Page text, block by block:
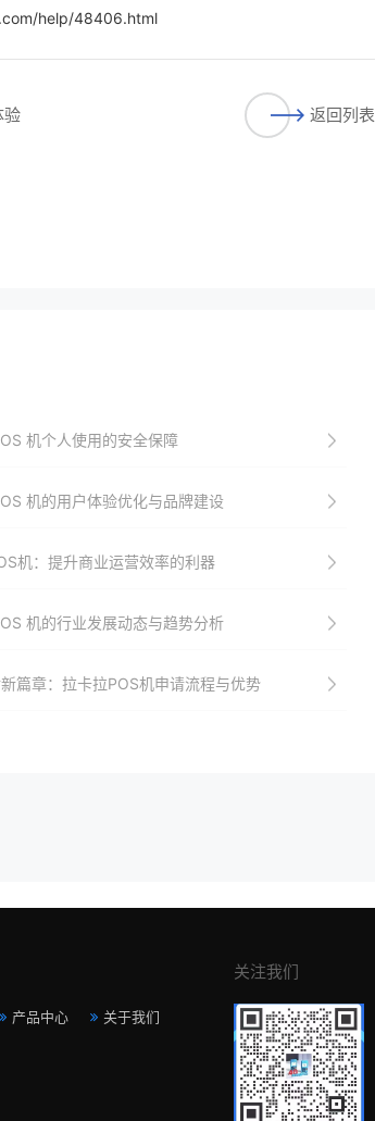
help/48406.html
验 返回列表
机个人使用的安全保障
机的用户体验优化与品牌建设
机：提升商业运营效率的利器
机的行业发展动态与趋势分析
篇章：拉卡拉POS机申请流程与优势
产品中心
关于我们
关注我们